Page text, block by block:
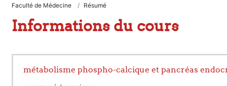
Faculté de Médecine Résumé
Informations du cours
métabolisme phospho-calcique et pancréas